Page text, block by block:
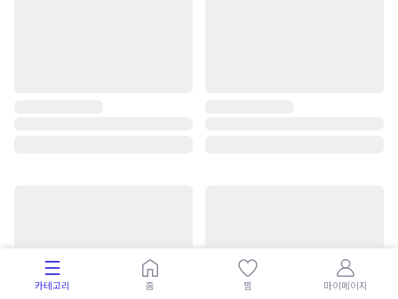
카테고리 홈 찜 마이페이지